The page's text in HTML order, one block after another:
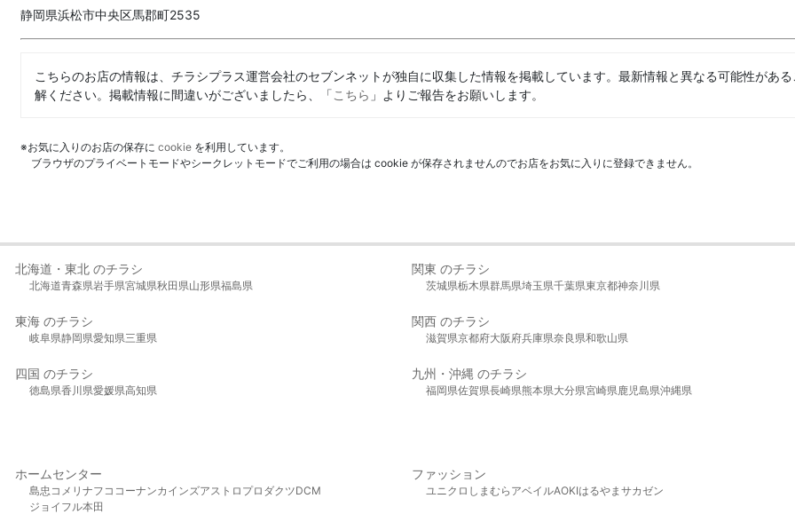
静岡県浜松市中央区馬郡町2535
こちらのお店の情報は、チラシプラス運営会社のセブンネットが独自に収集した情報を掲載しています。最新情報と異なる可能性があ
解ください。掲載情報に間違いがございましたら、「こちら 」よりご報告をお願いします。
※お気に入りのお店の保存に cookie を利用しています。
ブラウザのプライベートモードやシークレットモードでご利用の場合は cookie が保存されませんのでお店をお気に入りに登録できません。
北海道・東北 のチラシ
北海道青森県岩手県宮城県秋田県山形県福島県
関東 のチラシ
茨城県栃木県群馬県埼玉県千葉県東京都神奈川県
東海 のチラシ
岐阜県静岡県愛知県三重県
関西 のチラシ
滋賀県京都府大阪府兵庫県奈良県和歌山県
四国 のチラシ
徳島県香川県愛媛県高知県
九州・沖縄 のチラシ
福岡県佐賀県長崎県熊本県大分県宮崎県鹿児島県沖縄県
ホームセンター
島忠 コメリ ナフコ コーナンカインズアストロプロダクツDCM
ジョイフル本田
ファッション
ユニクロ しまむら アベイルAOKIはるやま サカゼン